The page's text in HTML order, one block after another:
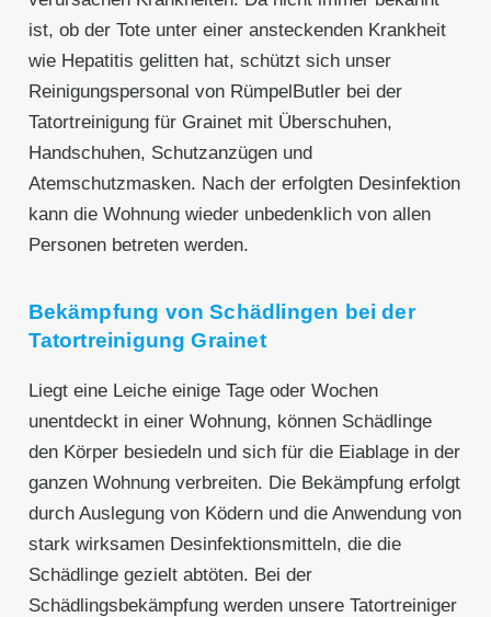
ist, ob der Tote unter einer ansteckenden Krankheit
wie Hepatitis gelitten hat, schützt sich unser
Reinigungspersonal von RümpelButler bei der
Tatortreinigung für Grainet mit Überschuhen,
Handschuhen, Schutzanzügen und
Atemschutzmasken. Nach der erfolgten Desinfektion
kann die Wohnung wieder unbedenklich von allen
Personen betreten werden.
Bekämpfung von Schädlingen bei der
Tatortreinigung Grainet
Liegt eine Leiche einige Tage oder Wochen
unentdeckt in einer Wohnung, können Schädlinge
den Körper besiedeln und sich für die Eiablage in der
ganzen Wohnung verbreiten. Die Bekämpfung erfolgt
durch Auslegung von Ködern und die Anwendung von
stark wirksamen Desinfektionsmitteln, die die
Schädlinge gezielt abtöten. Bei der
Schädlingsbekämpfung werden unsere Tatortreiniger